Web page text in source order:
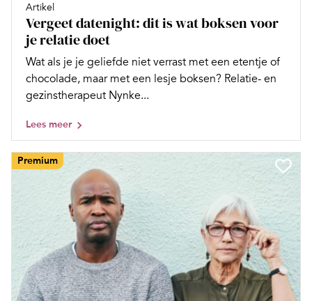
Artikel
Vergeet datenight: dit is wat boksen voor
je relatie doet
Wat als je je geliefde niet verrast met een etentje of
chocolade, maar met een lesje boksen? Relatie- en
gezinstherapeut Nynke...
Lees meer
Premium